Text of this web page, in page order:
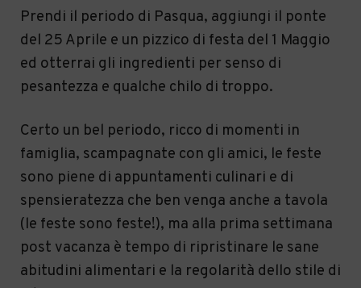
Prendi il periodo di Pasqua, aggiungi il ponte
del 25 Aprile e un pizzico di festa del 1 Maggio
ed otterrai gli ingredienti per senso di
pesantezza e qualche chilo di troppo.
Certo un bel periodo, ricco di momenti in
famiglia, scampagnate con gli amici, le feste
sono piene di appuntamenti culinari e di
spensieratezza che ben venga anche a tavola
(le feste sono feste!), ma alla prima settimana
post vacanza è tempo di ripristinare le sane
abitudini alimentari e la regolarità dello stile di